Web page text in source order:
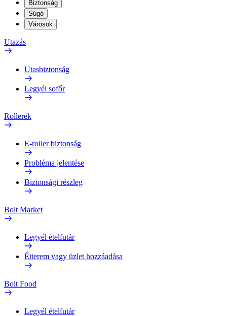
Biztonság
Súgó
Városok
Utazás
Utasbiztonság
Legyél sofőr
Rollerek
E-roller biztonság
Probléma jelentése
Biztonsági részleg
Bolt Market
Legyél ételfutár
Étterem vagy üzlet hozzáadása
Bolt Food
Legyél ételfutár